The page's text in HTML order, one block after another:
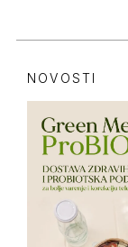
NOVOSTI